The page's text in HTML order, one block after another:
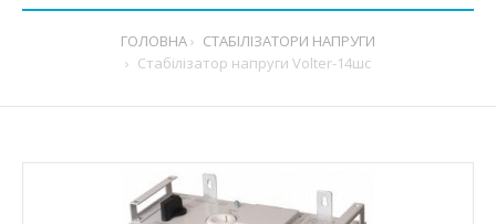
ГОЛОВНА
СТАБІЛІЗАТОРИ НАПРУГИ
Стабілізатор напруги Volter-14шс